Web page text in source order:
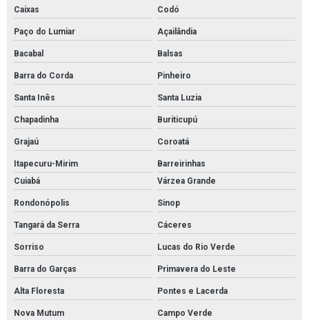
Caixas Codó
Paço do Lumiar Açailândia
Bacabal Balsas
Barra do Corda Pinheiro
Santa Inês Santa Luzia
Chapadinha Buriticupú
Grajaú Coroatá
Itapecuru-Mirim
Barreirinhas
Cuiabá
Várzea Grande
Rondonópolis Sinop
Tangará da Serra Cáceres
Sorriso Lucas do Rio Verde
Barra do Garças Primavera do Leste
Alta Floresta Pontes e Lacerda
Nova Mutum Campo Verde